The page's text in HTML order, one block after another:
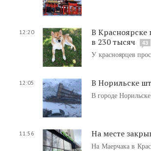
12:20
В Красноярске
в 230 тысяч
43
У красноярцев
12:05 В Норильске
В городе
11:56 На месте
На Маерчака в